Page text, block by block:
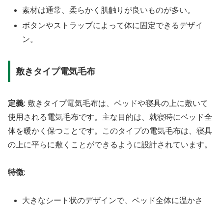
素材は通常、柔らかく肌触りが良いものが多い。
ボタンやストラップによって体に固定できるデザイ
ン。
敷きタイプ電気毛布
定義: 敷きタイプ電気毛布は、ベッドや寝具の上に敷いて
使用される電気毛布です。主な目的は、就寝時にベッド全
体を暖かく保つことです。このタイプの電気毛布は、寝具
の上に平らに敷くことができるように設計されています。
特徴:
大きなシート状のデザインで、ベッド全体に温かさ